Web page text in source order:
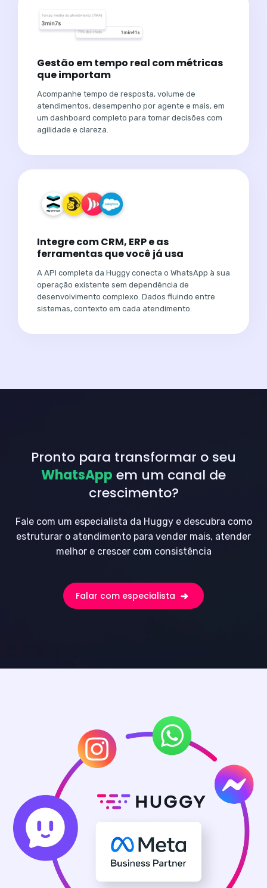
Gestão em tempo real com métricas
que importam
Acompanhe tempo de resposta, volume de
atendimentos, desempenho por agente e mais, em
um dashboard completo para tomar decisões com
agilidade e clareza.
Integre com CRM, ERP e as
ferramentas que você já usa
A API completa da Huggy conecta o WhatsApp à sua
operação existente sem dependência de
desenvolvimento complexo. Dados fluindo entre
sistemas, contexto em cada atendimento.
Pronto para transformar o seu
WhatsApp em um canal de
crescimento?
Fale com um especialista da Huggy e descubra como
estruturar o atendimento para vender mais, atender
melhor e crescer com consistência
Falar com especialista